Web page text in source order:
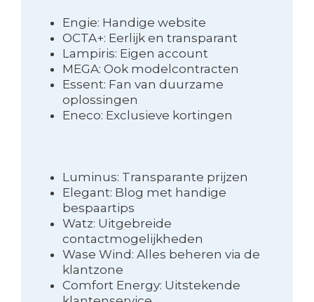
Engie: Handige website
OCTA+: Eerlijk en transparant
Lampiris: Eigen account
MEGA: Ook modelcontracten
Essent: Fan van duurzame
oplossingen
Eneco: Exclusieve kortingen
Luminus: Transparante prijzen
Elegant: Blog met handige
bespaartips
Watz: Uitgebreide
contactmogelijkheden
Wase Wind: Alles beheren via de
klantzone
Comfort Energy: Uitstekende